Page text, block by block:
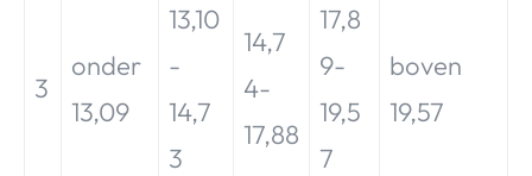
3
onder
13,09
13,10
-
14,7
3
14,7
4-
17,88
17,8
9-
19,5
7
boven
19,57